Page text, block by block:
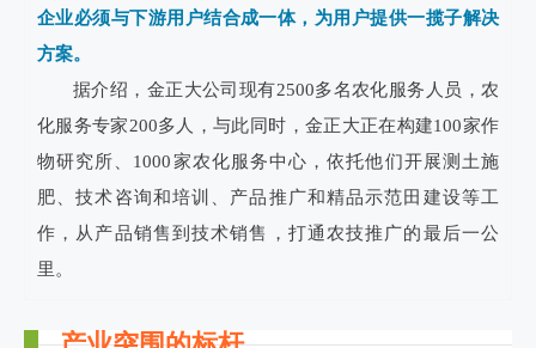
企业必须与下游用户结合成一体，为用户提供一揽子解决
方案。
据介绍，金正大公司现有2500多名农化服务人员，农
化服务专家200多人，与此同时，金正大正在构建100家作
物研究所、1000家农化服务中心，依托他们开展测土施
肥、技术咨询和培训、产品推广和精品示范田建设等工
作，从产品销售到技术销售，打通农技推广的最后一公
里。